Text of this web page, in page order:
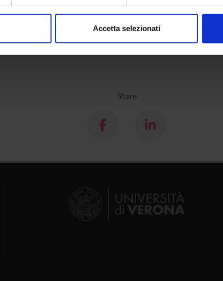
in qualsiasi momento dalla Dichiarazione sui cookie.
Accetta selezionati
Share